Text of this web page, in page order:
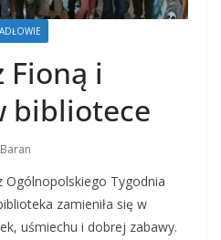
Fioną i
bibliotece
Ogólnopolskiego Tygodnia
zamieniła się w
uśmiechu i dobrej zabawy.